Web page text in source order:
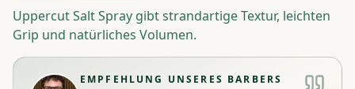
Uppercut Salt Spray gibt strandartige Textur, leichten
Grip und natürliches Volumen.
EMPFEHLUNG UNSERES BARBERS